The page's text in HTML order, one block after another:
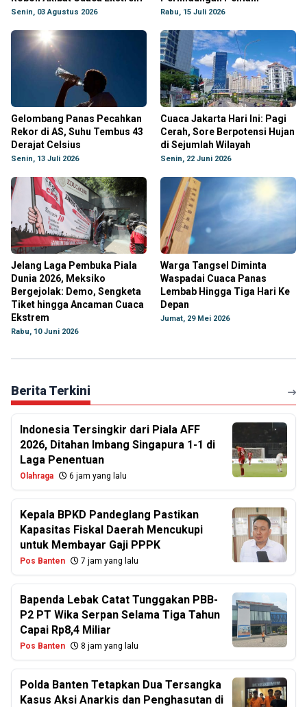
Senin, 03 Agustus 2026 Rabu, 15 Juli 2026
Gelombang Panas Pecahkan
Rekor di AS, Suhu Tembus 43
Derajat Celsius
Senin, 13 Juli 2026
Cuaca Jakarta Hari Ini: Pagi
Cerah, Sore Berpotensi Hujan
di Sejumlah Wilayah
Senin, 22 Juni 2026
Jelang Laga Pembuka Piala
Dunia 2026, Meksiko
Bergejolak: Demo, Sengketa
Tiket hingga Ancaman Cuaca
Ekstrem
Rabu, 10 Juni 2026
Warga Tangsel Diminta
Waspadai Cuaca Panas
Lembab Hingga Tiga Hari Ke
Depan
Jumat, 29 Mei 2026
Berita Terkini
Indonesia Tersingkir dari Piala AFF
2026, Ditahan Imbang Singapura 1-1 di
Laga Penentuan
Olahraga 6 jam yang lalu
Kepala BPKD Pandeglang Pastikan
Kapasitas Fiskal Daerah Mencukupi
untuk Membayar Gaji PPPK
Pos Banten 7 jam yang lalu
Bapenda Lebak Catat Tunggakan PBB-
P2 PT Wika Serpan Selama Tiga Tahun
Capai Rp8,4 Miliar
Pos Banten 8 jam yang lalu
Polda Banten Tetapkan Dua Tersangka
Kasus Aksi Anarkis dan Penghasutan di